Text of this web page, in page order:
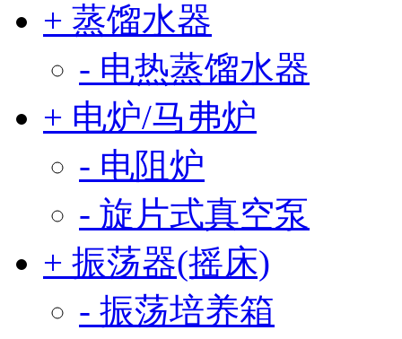
+ 蒸馏水器
- 电热蒸馏水器
+ 电炉/马弗炉
- 电阻炉
- 旋片式真空泵
+ 振荡器(摇床)
- 振荡培养箱